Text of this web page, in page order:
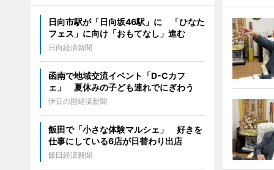
日向市駅が「日向坂46駅」に 「ひなた
フェス」に向け「おもてなし」進む
日向経済新聞
函南で地域交流イベント「D-Cカフ
ェ」 夏休みの子ども連れでにぎわう
伊豆の国経済新聞
飯田で「小さな体験マルシェ」 好きを
仕事にしている6店が日替わり出店
飯田経済新聞